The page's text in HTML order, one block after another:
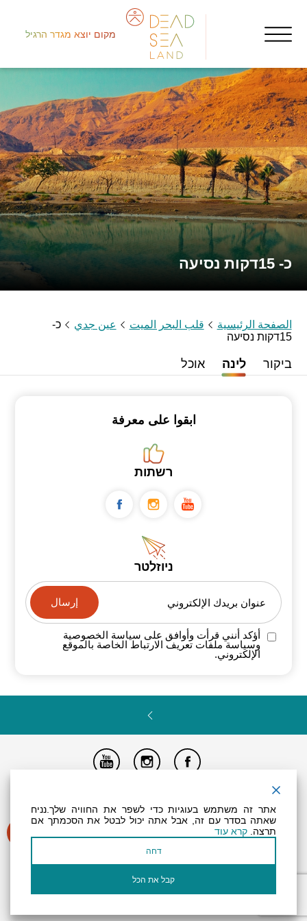
מקום יוצא מגדר הרגיל
כ- 15דקות נסיעה
الصفحة الرئيسية قلب البحر الميت عين جدي
כ-
15דקות נסיעה
ביקור לינה אוכל
ابقوا على معرفة
רשתות
ניוזלטר
عنوان بريدك الإلكتروني
أؤكد أنني قرأت وأوافق على سياسة الخصوصية
وسياسة ملفات تعريف الارتباط الخاصة بالموقع
الإلكتروني.
جميع الحقوق محفوظة لـ "أرض (منطقة) البحر الميت ©
אתר זה משתמש בעוגיות כדי לשפר את החוויה שלך.נניח
שאתה בסדר עם זה, אבל אתה יכול לבטל את הסכמתך אם
תרצה. קרא עוד
דחה
קבל את הכל